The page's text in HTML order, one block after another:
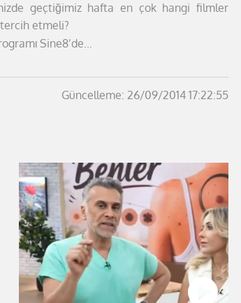
geçtiğimiz hafta en çok hangi filmler
etmeli?
Sine8’de...
Güncelleme: 26/09/2014 17:22:55